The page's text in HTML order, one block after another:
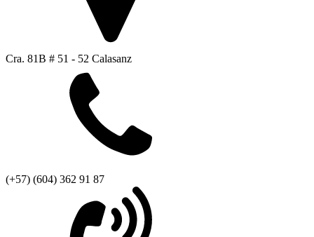
Cra. 81B # 51 - 52 Calasanz
(+57) (604) 362 91 87